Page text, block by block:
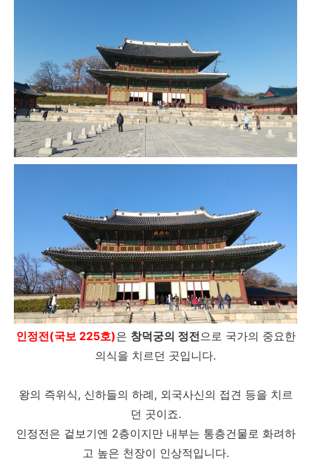
인정전(국보 225호)은 창덕궁의 정전으로 국가의 중요한
의식을 치르던 곳입니다.
왕의 즉위식, 신하들의 하례, 외국사신의 접견 등을 치르
던 곳이죠.
인정전은 겉보기엔 2층이지만 내부는 통층건물로 화려하
고 높은 천장이 인상적입니다.